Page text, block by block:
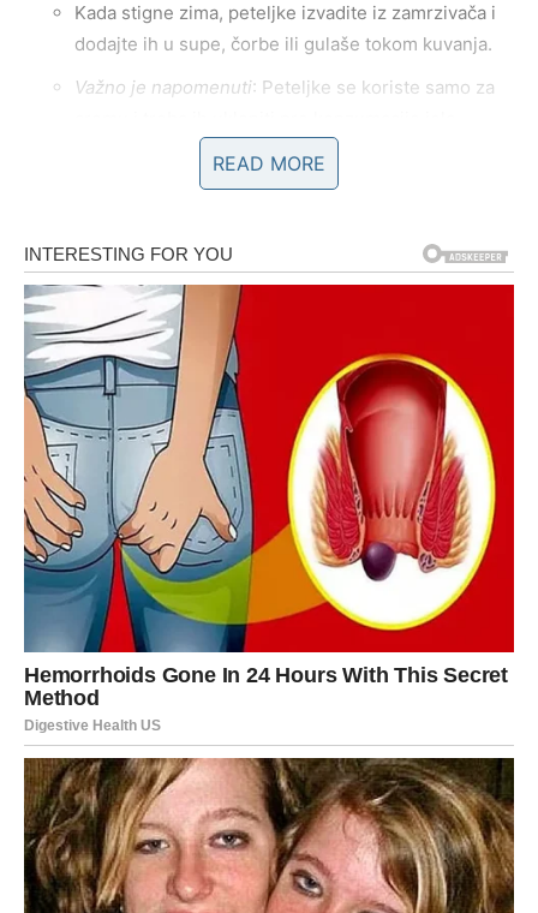
Kada stigne zima, peteljke izvadite iz zamrzivača i
dodajte ih u supe, čorbe ili gulaše tokom kuvanja.
Važno je napomenuti: Peteljke se koriste samo za
Peteljke oslobađaju intenzivan, bogat ukus koji čini
Napravite Prirodni Osvježivač Zraka
Osim kuhinje, prirodna rešenja mogu osvežiti vaš dom
bez štetnih hemikalija koje često sadrže komercijalni
osvježivači zraka.
Recept za Domaći Osvježivač Zraka:
Sastojci:
READ MORE